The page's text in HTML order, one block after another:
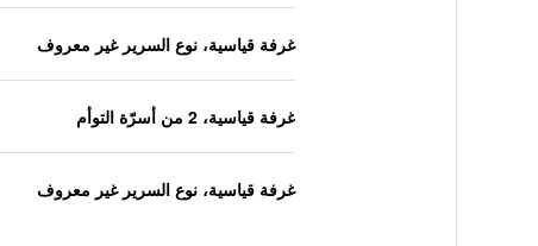
غرفة قياسية، نوع السرير غير معروف
غرفة قياسية، 2 من أسرّة التوأم
غرفة قياسية، نوع السرير غير معروف